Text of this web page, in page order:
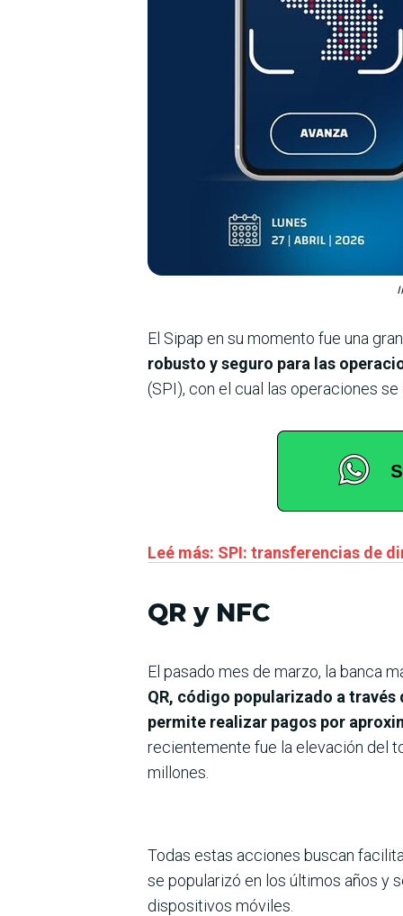
El Sipap en su momento fue una
robusto y seguro para las
(SPI), con el cual las operaciones
Leé más: SPI: transferencias de
QR y NFC
El pasado mes de marzo, la banca
QR, código popularizado a
permite realizar pagos por
recientemente fue la elevación del
millones.
Todas estas acciones buscan
se popularizó en los últimos años y
dispositivos móviles.